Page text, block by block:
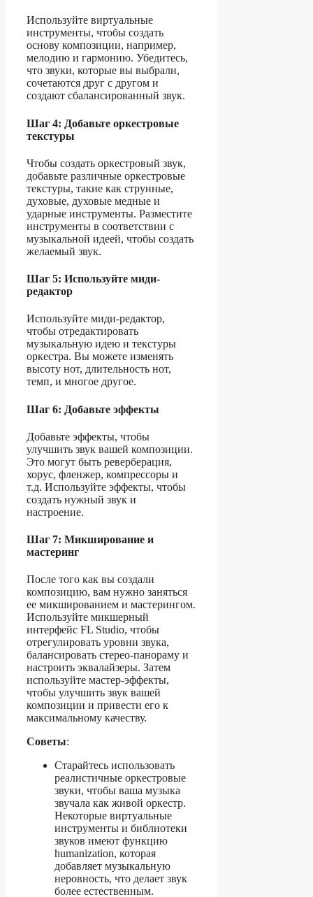
Используйте виртуальные
инструменты, чтобы создать
основу композиции, например,
мелодию и гармонию. Убедитесь,
что звуки, которые вы выбрали,
сочетаются друг с другом и
создают сбалансированный звук.
Шаг 4: Добавьте оркестровые
текстуры
Чтобы создать оркестровый звук,
добавьте различные оркестровые
текстуры, такие как струнные,
духовые, духовые медные и
ударные инструменты. Разместите
инструменты в соответствии с
музыкальной идеей, чтобы создать
желаемый звук.
Шаг 5: Используйте миди-
редактор
Используйте миди-редактор,
чтобы отредактировать
музыкальную идею и текстуры
оркестра. Вы можете изменять
высоту нот, длительность нот,
темп, и многое другое.
Шаг 6: Добавьте эффекты
Добавьте эффекты, чтобы
улучшить звук вашей композиции.
Это могут быть реверберация,
хорус, фленжер, компрессоры и
т.д. Используйте эффекты, чтобы
создать нужный звук и
настроение.
Шаг 7: Микширование и
мастеринг
После того как вы создали
композицию, вам нужно заняться
ее микшированием и мастерингом.
Используйте микшерный
интерфейс FL Studio, чтобы
отрегулировать уровни звука,
балансировать стерео-панораму и
настроить эквалайзеры. Затем
используйте мастер-эффекты,
чтобы улучшить звук вашей
композиции и привести его к
максимальному качеству.
Советы:
Старайтесь использовать
реалистичные оркестровые
звуки, чтобы ваша музыка
звучала как живой оркестр.
Некоторые виртуальные
инструменты и библиотеки
звуков имеют функцию
humanization, которая
добавляет музыкальную
неровность, что делает звук
более естественным.